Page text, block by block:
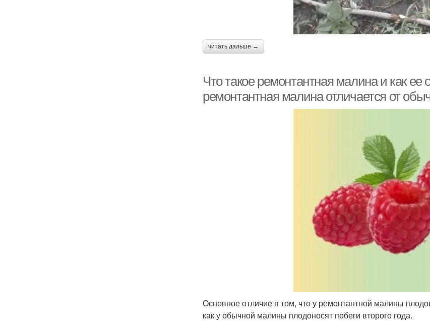
читать дальше →
Что такое ремонтантная малина и как
ремонтантная малина отличается от
Основное отличие в том, что у ремонтантной малины
как у обычной малины плодоносят побеги второго года.